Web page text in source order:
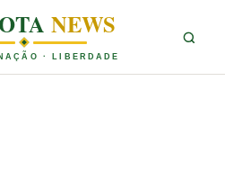
NEWS
· LIBERDADE